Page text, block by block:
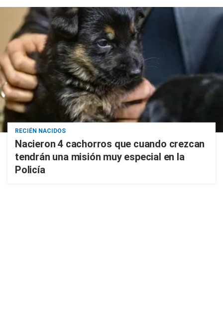
RECIÉN NACIDOS
Nacieron 4 cachorros que cuando crezcan
tendrán una misión muy especial en la
Policía